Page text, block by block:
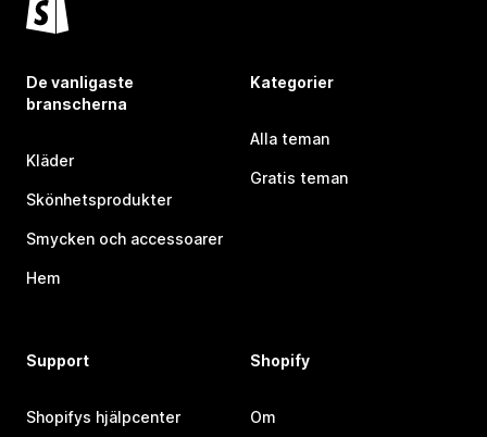
De vanligaste
branscherna
Kläder
Skönhetsprodukter
Smycken och accessoarer
Hem
Kategorier
Alla teman
Gratis teman
Support
Shopifys hjälpcenter
Shopify
Om